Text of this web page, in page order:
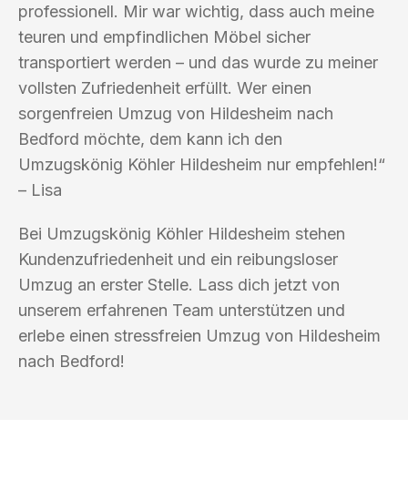
professionell. Mir war wichtig, dass auch meine
teuren und empfindlichen Möbel sicher
transportiert werden – und das wurde zu meiner
vollsten Zufriedenheit erfüllt. Wer einen
sorgenfreien Umzug von Hildesheim nach
Bedford möchte, dem kann ich den
Umzugskönig Köhler Hildesheim nur empfehlen!“
– Lisa
Bei Umzugskönig Köhler Hildesheim stehen
Kundenzufriedenheit und ein reibungsloser
Umzug an erster Stelle. Lass dich jetzt von
unserem erfahrenen Team unterstützen und
erlebe einen stressfreien Umzug von Hildesheim
nach Bedford!